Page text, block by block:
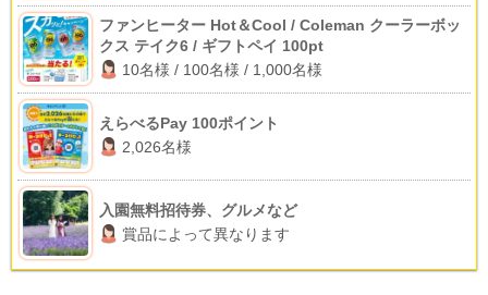
ファンヒーター Hot＆Cool / Coleman クーラーボッ
クス テイク6 / ギフトペイ 100pt
10名様 / 100名様 / 1,000名様
えらべるPay 100ポイント
2,026名様
入園無料招待券、グルメなど
賞品によって異なります